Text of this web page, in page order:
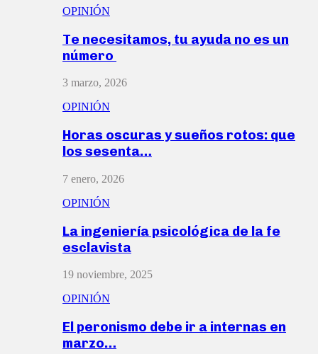
OPINIÓN
Te necesitamos, tu ayuda no es un
número
3 marzo, 2026
OPINIÓN
Horas oscuras y sueños rotos: que
los sesenta…
7 enero, 2026
OPINIÓN
La ingeniería psicológica de la fe
esclavista
19 noviembre, 2025
OPINIÓN
El peronismo debe ir a internas en
marzo…